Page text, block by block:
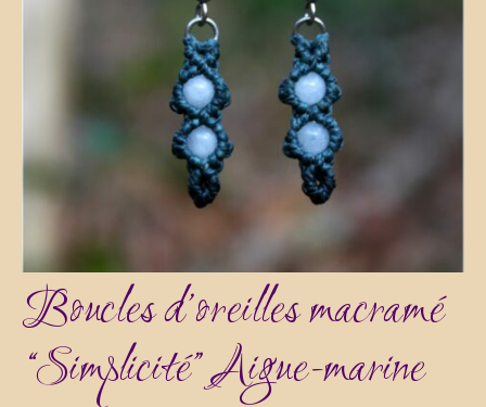
Boucles d’oreilles macramé
“Simplicité” Aigue-marine